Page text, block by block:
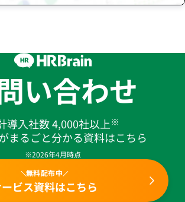
い合わせ
導入社数 4,000社以上※
まるごと分かる資料はこちら
※2026年4月時点
無料配布中
ビス資料はこちら